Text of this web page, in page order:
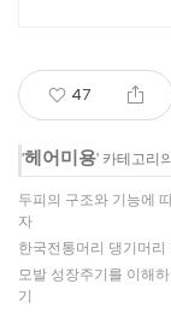
47
'헤어미용' 카테고리
두피의 구조와 기능에
자
한국전통머리 댕기머
모발 성장주기를 이해
기